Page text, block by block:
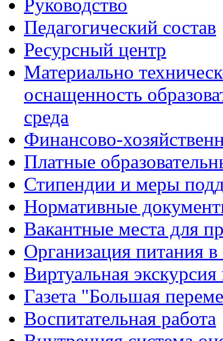
Руководство
Педагогический состав
Ресурсный центр
Материально
оснащенность
среда
Финансово-
Платные
Стипендии и меры
Нормативные
Вакантные места для
Организация питания в
Виртуальная
Газета "Большая
Воспитательная работа